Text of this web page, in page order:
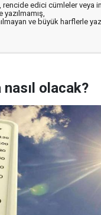
rencide edici cümleler veya
yazılmamış,
ve büyük harflerle
nasıl olacak?